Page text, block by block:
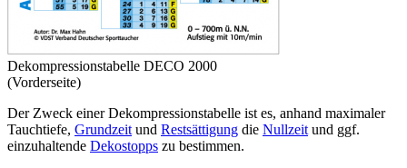
Dekompressionstabelle DECO 2000
(Vorderseite)
Der Zweck einer Dekompressionstabelle ist es, anhand maximaler
Tauchtiefe, Grundzeitund Restsättigung die Nullzeitund ggf.
einzuhaltende Dekostopps zu bestimmen.